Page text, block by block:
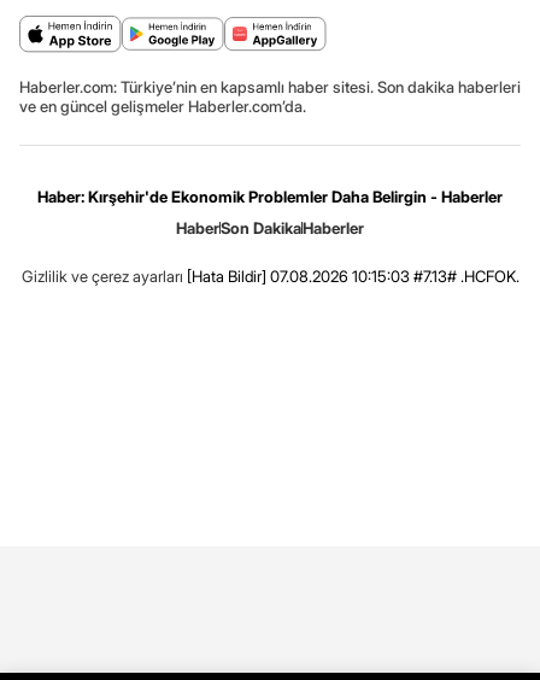
Haberler.com: Türkiye’nin en kapsamlı haber sitesi. Son dakika haberleri
ve en güncel gelişmeler Haberler.com’da.
Haber: Kırşehir'de Ekonomik Problemler Daha Belirgin - Haberler
HaberSon DakikaHaberler
Gizlilik ve çerez ayarları [Hata Bildir] 07.08.2026 10:15:03 #7.13# .HCFOK.